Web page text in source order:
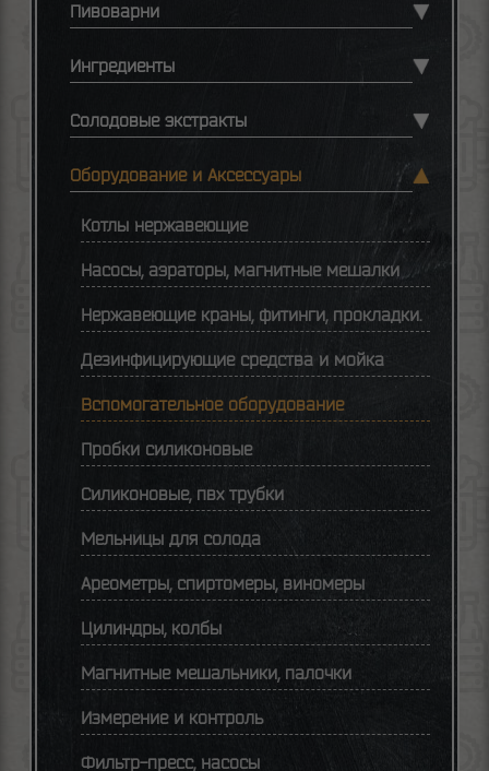
Пивоварни
Ингредиенты
Солодовые экстракты
Оборудование и Аксессуары
Котлы нержавеющие
Насосы, аэраторы, магнитные мешалки
Нержавеющие краны, фитинги, прокладки.
Дезинфицирующие средства и мойка
Вспомогательное оборудование
Пробки силиконовые
Силиконовые, пвх трубки
Мельницы для солода
Ареометры, спиртомеры, виномеры
Цилиндры, колбы
Магнитные мешальники, палочки
Измерение и контроль
Фильтр-пресс, насосы